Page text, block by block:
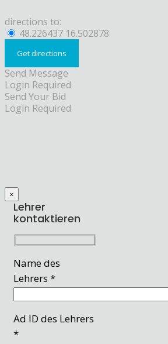
directions to:
48.226437 16.502878
Send Message
Login Required
Send Your Bid
Login Required
×
Lehrer
kontaktieren
Name des
Lehrers *
Ad ID des Lehrers
*